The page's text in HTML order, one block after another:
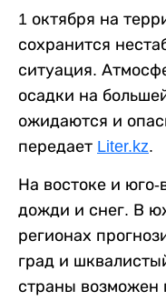
1 октября на
сохранится
ситуация.
осадки на
ожидаются и
передает Liter.kz.
На востоке и юго-
дожди и снег. В
регионах
град и
страны возможен